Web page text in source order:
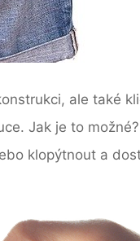
ale také
Jak je to
klopýtnout a